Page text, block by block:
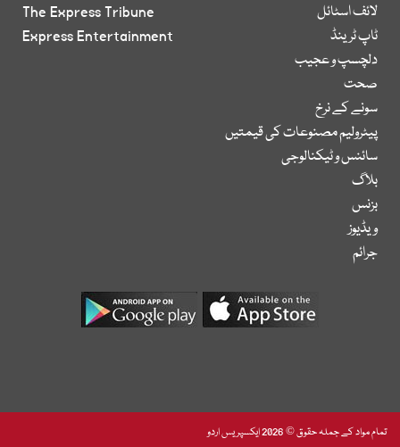
لائف اسٹائل
ٹاپ ٹرینڈ
دلچسپ و عجیب
صحت
سونے کے نرخ
پیٹرولیم مصنوعات کی قیمتیں
سائنس و ٹیکنالوجی
بلاگ
بزنس
ویڈیوز
جرائم
The Express Tribune
Express Entertainment
تمام مواد کے جملہ حقوق © 2026 ایکسپریس اردو